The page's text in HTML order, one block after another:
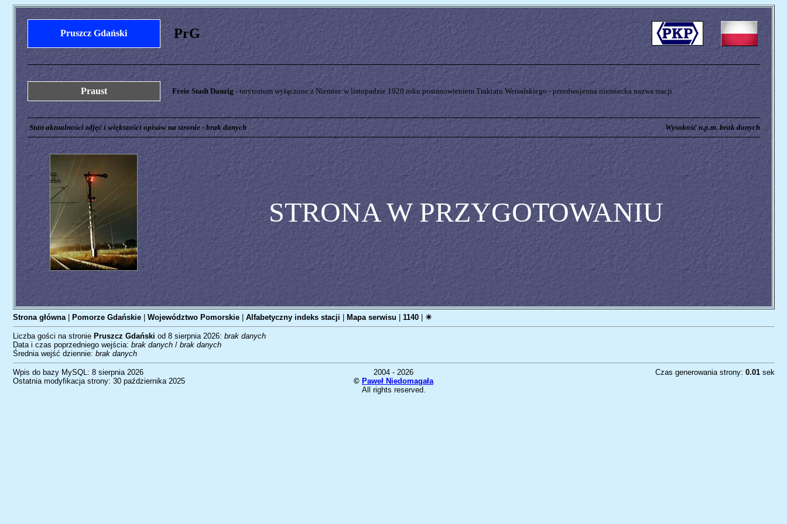
Pruszcz Gdański PrG
Praust Freie Stadt Danzig - terytorium wyłączone z Niemiec w listopadzie 1920 roku postanowieniem Traktatu Wersalskiego - przedwojenna niemiecka nazwa stacji
Stan aktualności zdjęć i większości opisów na stronie - brak danych Wysokość n.p.m. brak danych
STRONA W PRZYGOTOWANIU
Strona główna| Pomorze Gdańskie| Województwo Pomorskie| Alfabetyczny indeks stacji Mapa serwisu 1140| ☀
Liczba gości na stronie Pruszcz Gdański od 8 sierpnia 2026: brak danych
Data i czas poprzedniego wejścia: brak danych/ brak danych
Średnia wejść dziennie: brak danych
Wpis do bazy MySQL: 8 sierpnia 2026
Ostatnia modyfikacja strony: 30 października 2025
2004 - 2026
© Paweł Niedomagała
All rights reserved.
Czas generowania strony: 0.01sek